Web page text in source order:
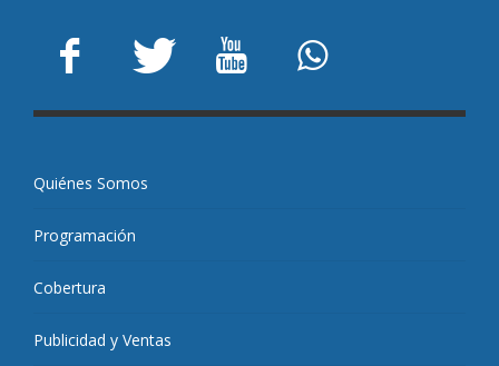
Quiénes Somos
Programación
Cobertura
Publicidad y Ventas